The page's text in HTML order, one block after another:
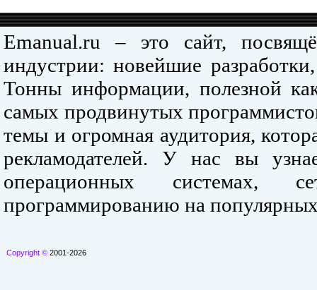
Emanual.ru – это сайт,
индустрии: новейшие
Тонны информации, полезной
самых продвинутых
темы и огромная аудитория,
рекламодателей. У нас вы
операционных системах,
программированию на
Copyright © 2001-2026